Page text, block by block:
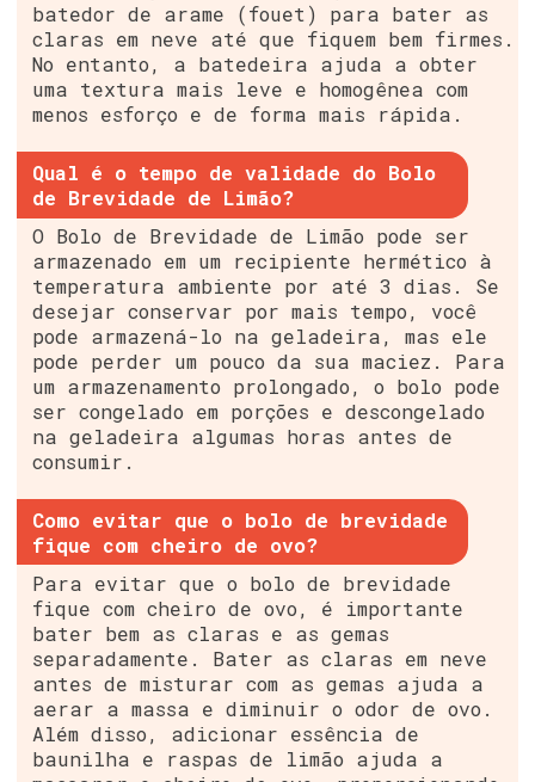
batedor de arame (fouet) para bater as
claras em neve até que fiquem bem firmes.
No entanto, a batedeira ajuda a obter
uma textura mais leve e homogênea com
menos esforço e de forma mais rápida.
Qual é o tempo de validade do Bolo
de Brevidade de Limão?
O Bolo de Brevidade de Limão pode ser
armazenado em um recipiente hermético à
temperatura ambiente por até 3 dias. Se
desejar conservar por mais tempo, você
pode armazená-lo na geladeira, mas ele
pode perder um pouco da sua maciez. Para
um armazenamento prolongado, o bolo pode
ser congelado em porções e descongelado
na geladeira algumas horas antes de
consumir.
Como evitar que o bolo de brevidade
fique com cheiro de ovo?
Para evitar que o bolo de brevidade
fique com cheiro de ovo, é importante
bater bem as claras e as gemas
separadamente. Bater as claras em neve
antes de misturar com as gemas ajuda a
aerar a massa e diminuir o odor de ovo.
Além disso, adicionar essência de
baunilha e raspas de limão ajuda a